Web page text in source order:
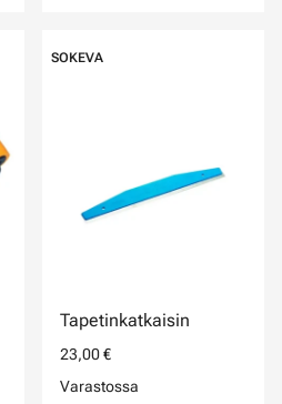
SOKEVA
Tapetinkatkaisin
23,00 €
Varastossa